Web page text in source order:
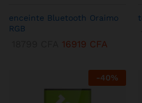
enceinte Bluetooth Oraimo
RGB
16919 CFA
-40%